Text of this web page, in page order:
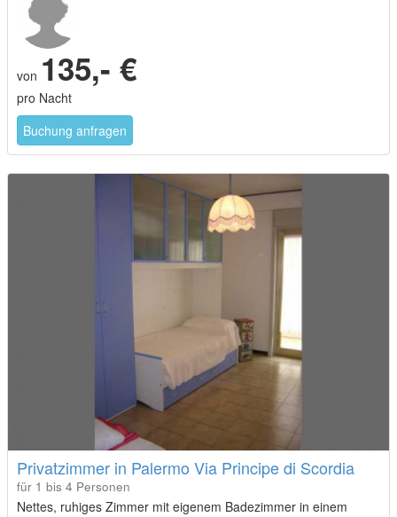
von 135,- €
pro Nacht
Buchung anfragen
Privatzimmer in Palermo Via Principe di Scordia
für 1 bis 4 Personen
Nettes, ruhiges Zimmer mit eigenem Badezimmer in einem